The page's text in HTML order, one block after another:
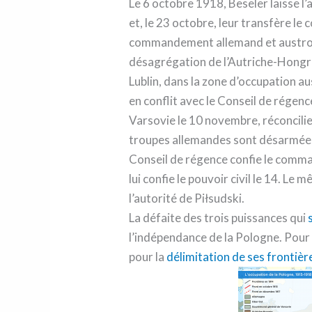
Le 6 octobre 1918, Beseler laisse
et, le 23 octobre, leur transfère le
commandement allemand et
désagrégation de l’Autriche-
Lublin, dans la zone d’occupation
en conflit avec le Conseil de
Varsovie le 10 novembre,
troupes allemandes sont
Conseil de régence confie le
lui confie le pouvoir civil le 14. Le
l’autorité de Piłsudski.
La défaite des trois puissances qui
l’indépendance de la Pologne.
pour la délimitation de ses